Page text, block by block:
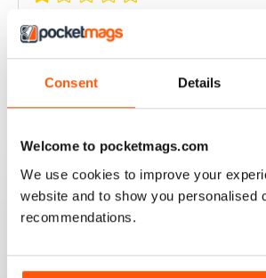
Consent Details
Welcome to pocketmags.com
We use cookies to improve your
website and to show you personalised
recommendations.
Basato su 0 Recensioni dei clienti